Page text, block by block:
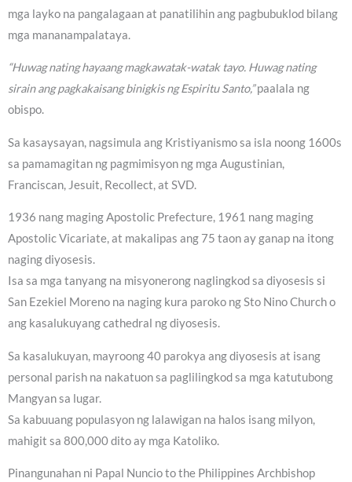
mga layko na pangalagaan at panatilihin ang pagbubuklod bilang
mga mananampalataya.
“Huwag nating hayaang magkawatak-watak tayo. Huwag nating
sirain ang pagkakaisang binigkis ng Espiritu Santo,”paalala ng
obispo.
Sa kasaysayan, nagsimula ang Kristiyanismo sa isla noong 1600s
sa pamamagitan ng pagmimisyon ng mga Augustinian,
Franciscan, Jesuit, Recollect, at SVD.
1936 nang maging Apostolic Prefecture, 1961 nang maging
Apostolic Vicariate, at makalipas ang 75 taon ay ganap na itong
naging diyosesis.
Isa sa mga tanyang na misyonerong naglingkod sa diyosesis si
San Ezekiel Moreno na naging kura paroko ng Sto Nino Church o
ang kasalukuyang cathedral ng diyosesis.
Sa kasalukuyan, mayroong 40 parokya ang diyosesis at isang
personal parish na nakatuon sa paglilingkod sa mga katutubong
Mangyan sa lugar.
Sa kabuuang populasyon ng lalawigan na halos isang milyon,
mahigit sa 800,000 dito ay mga Katoliko.
Pinangunahan ni Papal Nuncio to the Philippines Archbishop